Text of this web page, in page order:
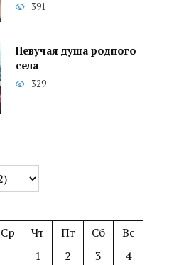
391
Певучая душа родного
села
329
Ср Чт Пт Сб
Вс
1
2 3
4